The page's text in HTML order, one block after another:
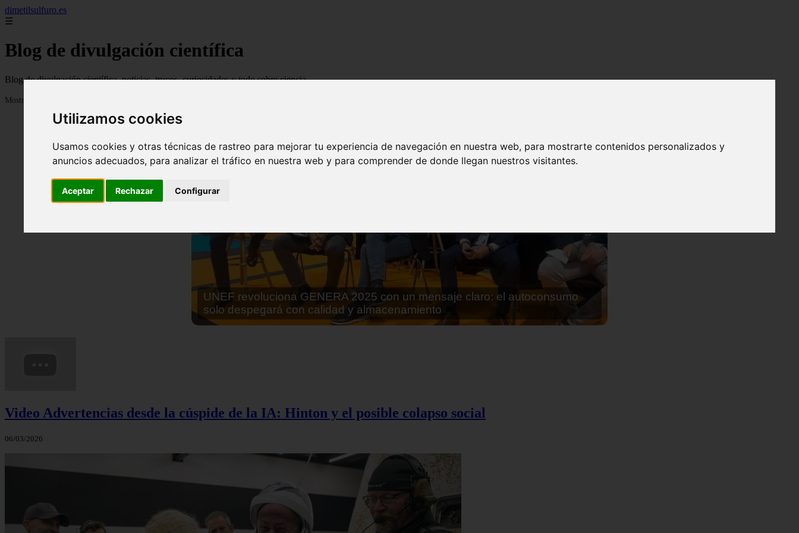
Utilizamos cookies
Usamos cookies y otras técnicas de rastreo para mejorar tu experiencia de navegación en nuestra web, para mostrarte contenidos personalizados y
anuncios adecuados, para analizar el tráfico en nuestra web y para comprender de donde llegan nuestros visitantes.
Aceptar Rechazar Configurar
dimetilsulfuro.es
☰
Blog de divulgación científica
Blog de divulgación científica, noticias, trucos, curiosidades y todo sobre ciencia
Mostrando 1 - 24 de 907 artículos
En África harán lo que parecía imposible: Utilizarán moléculas de agua para
cocinar sus alimentos
Video Advertencias desde la cúspide de la IA: Hinton y el posible colapso social
06/03/2026